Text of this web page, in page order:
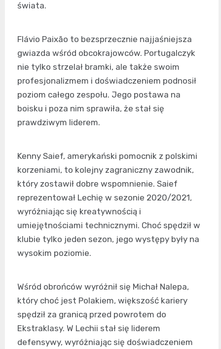
świata.
Flávio Paixão to bezsprzecznie najjaśniejsza
gwiazda wśród obcokrajowców. Portugalczyk
nie tylko strzelał bramki, ale także swoim
profesjonalizmem i doświadczeniem podnosił
poziom całego zespołu. Jego postawa na
boisku i poza nim sprawiła, że stał się
prawdziwym liderem.
Kenny Saief, amerykański pomocnik z polskimi
korzeniami, to kolejny zagraniczny zawodnik,
który zostawił dobre wspomnienie. Saief
reprezentował Lechię w sezonie 2020/2021,
wyróżniając się kreatywnością i
umiejętnościami technicznymi. Choć spędził w
klubie tylko jeden sezon, jego występy były na
wysokim poziomie.
Wśród obrońców wyróżnił się Michał Nalepa,
który choć jest Polakiem, większość kariery
spędził za granicą przed powrotem do
Ekstraklasy. W Lechii stał się liderem
defensywy, wyróżniając się doświadczeniem